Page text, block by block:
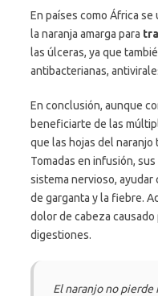
En países como África se
la naranja amarga para
las úlceras, ya que
antibacterianas,
En conclusión, aunque
beneficiarte de las
que las hojas del naranjo
Tomadas en infusión,
sistema nervioso,
de garganta y la fiebre.
dolor de cabeza
digestiones.
El naranjo no pierde